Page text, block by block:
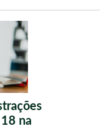
na